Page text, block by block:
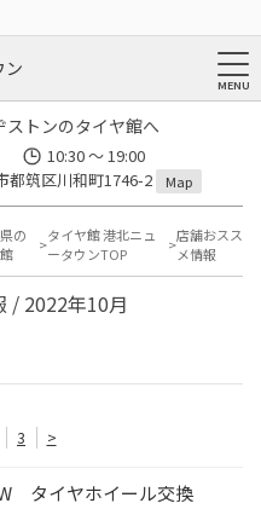
ン
トンのタイヤ館へ
10:30 ～ 19:00
筑区川和町1746-2
Map
の
タイヤ館 港北ニュ
ータウンTOP
店舗おスス
メ情報
/ 2022年10月
3 >
タイヤホイール交換